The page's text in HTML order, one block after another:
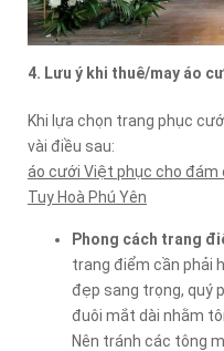
4. Lưu ý khi thuê/may áo
Khi lựa chọn trang phục
vài điều sau:
áo cưới Việt phục cho
Tuy Hoà Phú Yên
Phong cách trang
trang điểm cần phải
đẹp sang trọng, quý
đuôi mắt dài nhằm
Nên tránh các tông